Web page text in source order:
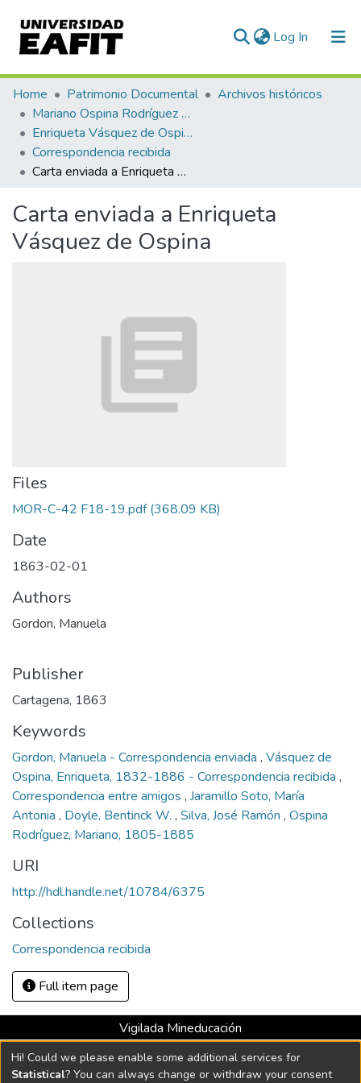
Log In (current)
Communities & Collections
All of DSpace
Statistics
Home Patrimonio Documental
Archivos históricos
Mariano Ospina Rodríguez (1826 -1912)
Enriqueta Vásquez de Ospina
Correspondencia recibida
Carta enviada a Enriqueta Vásquez de Ospina
Carta enviada a Enriqueta
Vásquez de Ospina
Files
MOR-C-42 F18-19.pdf(368.09 KB)
Date
1863-02-01
Authors
Gordon, Manuela
Publisher
Cartagena, 1863
Keywords
Gordon, Manuela - Correspondencia enviada , Vásquez de
Ospina, Enriqueta, 1832-1886 - Correspondencia recibida ,
Correspondencia entre amigos , Jaramillo Soto, María
Antonia , Doyle, Bentinck W. , Silva, José Ramón , Ospina
Rodríguez, Mariano, 1805-1885
URI
http://hdl.handle.net/10784/6375
Collections
Correspondencia recibida
Full item page
Vigilada Mineducación
Universidad con Acreditación Institucional hasta 2026 -
Resolución MEN 2158 de 2018
Hi! Could we please enable some additional services for
Statistical? You can always change or withdraw your consent